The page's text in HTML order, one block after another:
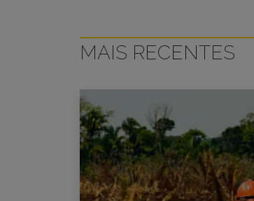
MAIS RECENTES